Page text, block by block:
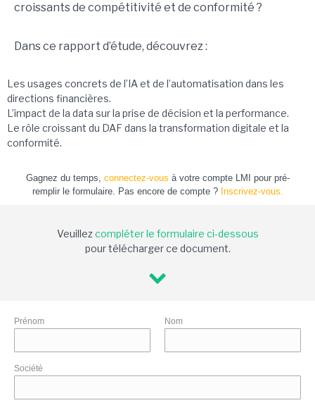
croissants de compétitivité et de conformité ?
Dans ce rapport d’étude, découvrez :
Les usages concrets de l’IA et de l’automatisation dans les
directions financières.
L’impact de la data sur la prise de décision et la performance.
Le rôle croissant du DAF dans la transformation digitale et la
conformité.
Gagnez du temps, connectez-vous à votre compte LMI pour pré-
remplir le formulaire. Pas encore de compte ? Inscrivez-vous.
Veuillezcompléter le formulaire ci-dessous
pour télécharger ce document.
Prénom Nom
Société